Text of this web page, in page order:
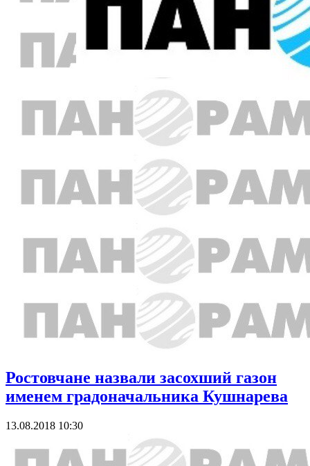
Ростовчане назвали засохший газон
именем градоначальника Кушнарева
13.08.2018 10:30